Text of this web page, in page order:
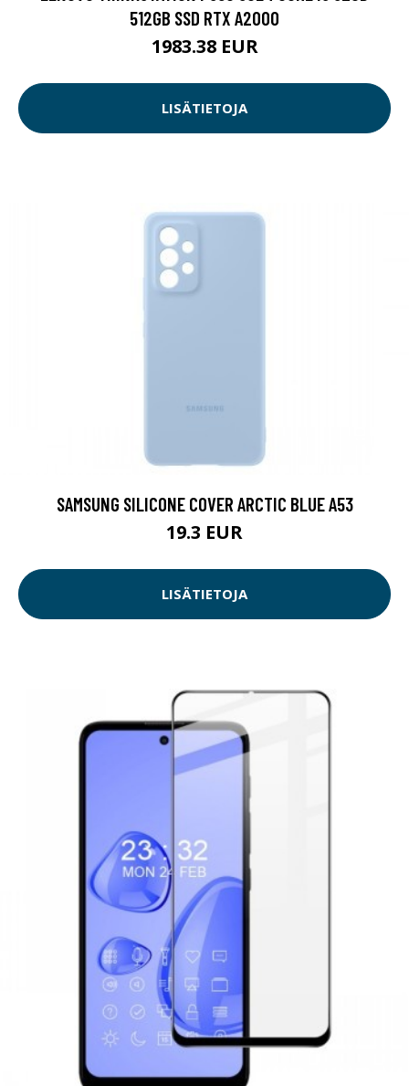
512GB SSD RTX A2000
1983.38 EUR
LISÄTIETOJA
SAMSUNG SILICONE COVER ARCTIC BLUE A53
19.3 EUR
LISÄTIETOJA